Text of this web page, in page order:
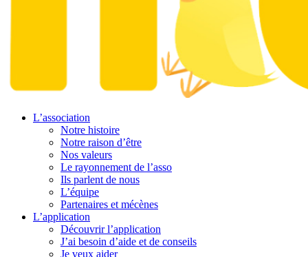
L’association
Notre histoire
Notre raison d’être
Nos valeurs
Le rayonnement de l’asso
Ils parlent de nous
L’équipe
Partenaires et mécènes
L’application
Découvrir l’application
J’ai besoin d’aide et de conseils
Je veux aider